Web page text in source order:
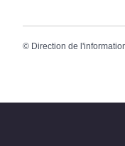
© Direction de